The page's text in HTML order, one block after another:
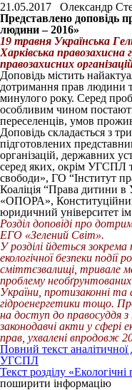
21.05.2017 Олександр
Представлено доповідь
людини – 2016»
19 травня Українська
Харківська правозахисна
правозахисних
Доповідь містить
дотримання прав людини
минулого року. Серед
особливим чином
переселенців, умов
Доповідь складається з
підготовлених
організацій, державних
серед яких, окрім УГСПЛ
свободи», ГО “Інститут
Коаліція “Права дитини в
«ОПОРА»,
юридичний університет
Розділ доповіді про
ЕГО «Зелений Світ».
У розділі йдеться
екологічної безпеки події
сміттєзвалищі, тривале
проблему
України, протизаконні та
гідроенергетики тощо.
на доступ до правосуддя
законодавчі акти у сфері
прав, ухвалені впродовж
Повний текст
УГСПЛ
Текст розділу
поширити інформацію